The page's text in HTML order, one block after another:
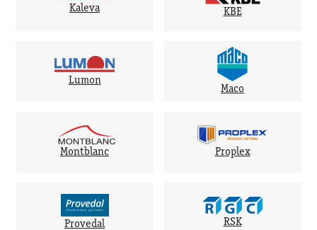
Kaleva KBE
Lumon
Maco
Montblanc Proplex
Provedal RSK